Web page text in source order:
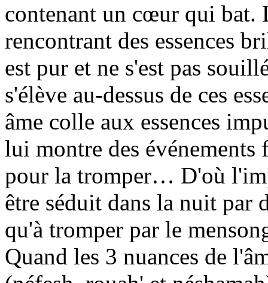
contenant un cœur qui bat.
rencontrant des essences
est pur et ne s'est pas
s'élève au-dessus de ces
âme colle aux essences
lui montre des
pour la tromper… D'où
être séduit dans la nuit par
qu'à tromper par le
Quand les 3 nuances de